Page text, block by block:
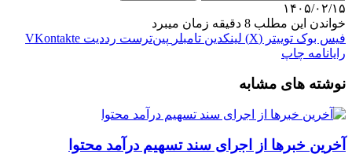
۱۴۰۵/۰۲/۱۵
خواندن این مطلب 8 دقیقه زمان میبرد
فیس بوک توییتر (X) لینکدین ‫تامبلر ‫پین‌ترست ‫رددیت ‫VKontakte
رایانامه چاپ
نوشته های مشابه
آخرین خبرها از اجرای سند تسهیم درآمد محتوا